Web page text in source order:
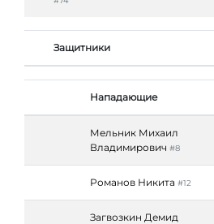
Защитники
Нападающие
Мельник Михаил
Владимирович #8
Романов Никита #12
Загвозкин Демид